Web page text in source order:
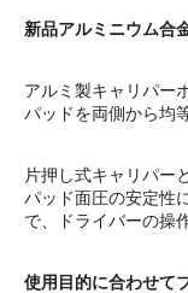
新品アルミニウム合
アルミ製キャリパー
パッドを両側から均
片押し式キャリパー
パッド面圧の安定性
で、ドライバーの操
使用目的に合わせて